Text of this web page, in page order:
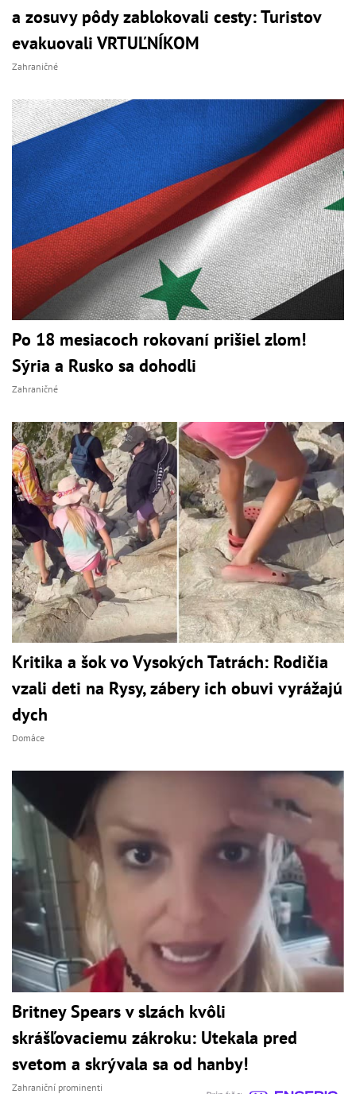
a zosuvy pôdy zablokovali cesty: Turistov
evakuovali VRTUĽNÍKOM
Zahraničné
Po 18 mesiacoch rokovaní prišiel zlom!
Sýria a Rusko sa dohodli
Zahraničné
Kritika a šok vo Vysokých Tatrách: Rodičia
vzali deti na Rysy, zábery ich obuvi vyrážajú
dych
Domáce
Britney Spears v slzách kvôli
skrášľovaciemu zákroku: Utekala pred
svetom a skrývala sa od hanby!
Zahraniční prominenti